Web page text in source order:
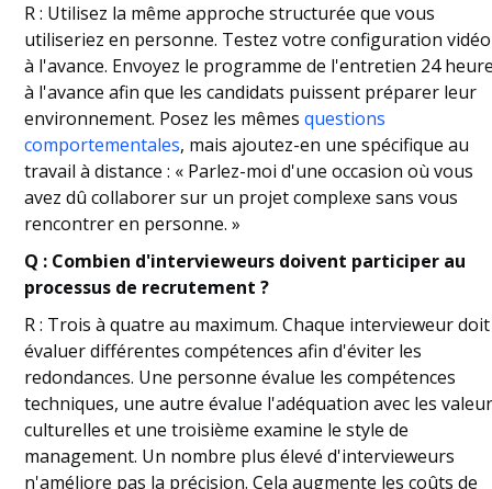
R : Utilisez la même approche structurée que vous
utiliseriez en personne. Testez votre configuration vidéo
à l'avance. Envoyez le programme de l'entretien 24
à l'avance afin que les candidats puissent préparer leur
environnement. Posez les mêmesquestions
comportementales, mais ajoutez-en une spécifique au
travail à distance : « Parlez-moi d'une occasion où vous
avez dû collaborer sur un projet complexe sans vous
rencontrer en personne. »
Q : Combien d'intervieweurs doivent participer au
processus de recrutement ?
R : Trois à quatre au maximum. Chaque intervieweur doit
évaluer différentes compétences afin d'éviter les
redondances. Une personne évalue les compétences
techniques, une autre évalue l'adéquation avec les
culturelles et une troisième examine le style de
management. Un nombre plus élevé d'intervieweurs
n'améliore pas la précision. Cela augmente les coûts de